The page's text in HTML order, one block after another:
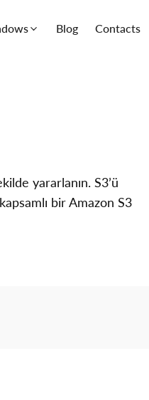
Blog Contacts
yararlanın. S3’ü
bir Amazon S3